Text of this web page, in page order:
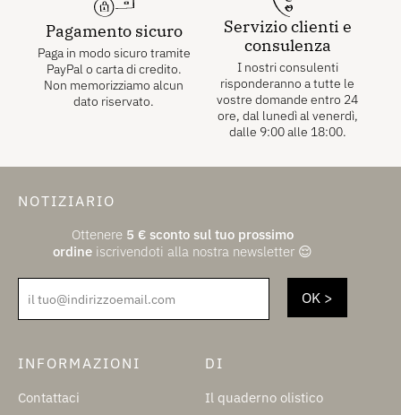
Pagamento sicuro
Paga in modo sicuro tramite
PayPal o carta di credito.
Non memorizziamo alcun
dato riservato.
Servizio clienti e
consulenza
I nostri consulenti
risponderanno a tutte le
vostre domande entro 24
ore, dal lunedì al venerdì,
dalle 9:00 alle 18:00.
NOTIZIARIO
Ottenere 5 € sconto sul tuo prossimo
ordine iscrivendoti alla nostra newsletter 😌
il tuo@indirizzoemail.com
INFORMAZIONI
Contattaci
DI
Il quaderno olistico